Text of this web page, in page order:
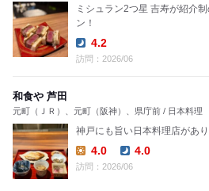
ミシュラン2つ星 吉寿が紹介
ン！
Dinner:
4.2
訪問：2026/06
和食や 芦田
元町（ＪＲ）、元町（阪神）、県庁前 / 日本料理
神戸にも旨い日本料理店があり
Lunch:
4.0 4.0
訪問：2026/06